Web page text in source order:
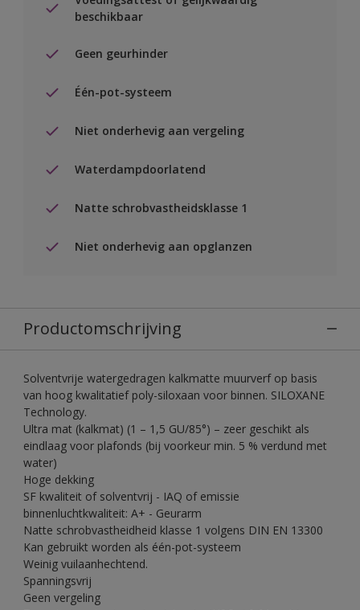
beschikbaar
Geen geurhinder
Één-pot-systeem
Niet onderhevig aan vergeling
Waterdampdoorlatend
Natte schrobvastheidsklasse 1
Niet onderhevig aan opglanzen
Productomschrijving
Solventvrije watergedragen kalkmatte muurverf op basis
van hoog kwalitatief poly-siloxaan voor binnen. SILOXANE
Technology.
Ultra mat (kalkmat) (1 – 1,5 GU/85°) – zeer geschikt als
eindlaag voor plafonds (bij voorkeur min. 5 % verdund met
water)
Hoge dekking
SF kwaliteit of solventvrij - IAQ of emissie
binnenluchtkwaliteit: A+ - Geurarm
Natte schrobvastheidheid klasse 1 volgens DIN EN 13300
Kan gebruikt worden als één-pot-systeem
Weinig vuilaanhechtend.
Spanningsvrij
Geen vergeling